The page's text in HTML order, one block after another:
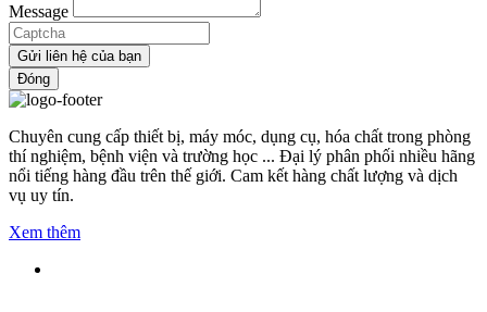
Message
Gửi liên hệ của bạn
Đóng
Chuyên cung cấp thiết bị, máy móc, dụng cụ, hóa chất trong phòng
thí nghiệm, bệnh viện và trường học ... Đại lý phân phối nhiều hãng
nổi tiếng hàng đầu trên thế giới. Cam kết hàng chất lượng và dịch
vụ uy tín.
Xem thêm